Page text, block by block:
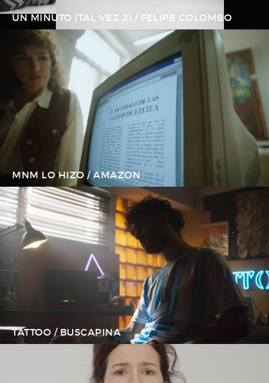
UN MINUTO (TAL VEZ 2) / FELIPE COLOMBO
MNM LO HIZO / AMAZON
TATTOO / BUSCAPINA